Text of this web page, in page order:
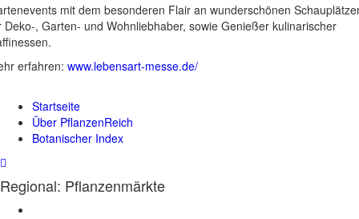
mit dem besonderen Flair an wunderschönen
Deko-, Garten- und Wohnliebhaber, sowie Genießer kulinarischer
erfahren: www.lebensart-messe.de/
Startseite
Über PflanzenReich
Botanischer Index
Regional: Pflanzenmärkte